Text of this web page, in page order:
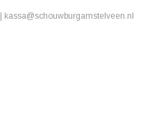
kassa@schouwburgamstelveen.nl